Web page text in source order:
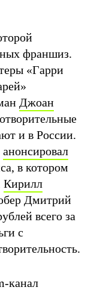
франшиз.
«Гарри
Джоан
и в России.
анонсировал
в котором
Кирилл
Дмитрий
всего за
с
канал